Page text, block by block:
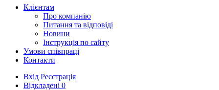
Клієнтам
Про компанію
Питання та відповіді
Новини
Інструкція по сайту
Умови співпраці
Контакти
Вхід Реєстрація
Відкладені 0